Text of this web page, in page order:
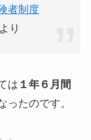
者制度
り
は １年６月間
ったのです。